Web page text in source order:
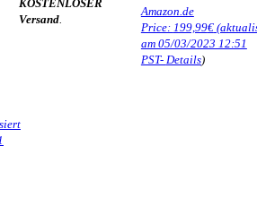
KOSTENLOSER
Versand.
Amazon.de
Price: 199,99€
am 05/03/2023 12:51
PST- Details)